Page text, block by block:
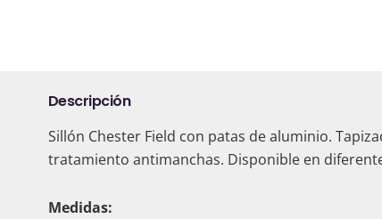
Descripción
Sillón Chester Field con patas de aluminio.
tratamiento antimanchas. Disponible en
Medidas: